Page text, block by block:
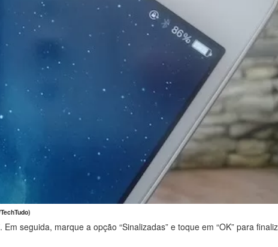
seguida, marque a opção “Sinalizadas” e toque em “OK” para